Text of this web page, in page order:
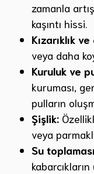
zamanla
kaşıntı hissi.
Kızarıklık
veya daha
Kuruluk ve
kuruması,
pulların
Şişlik:
veya
Su